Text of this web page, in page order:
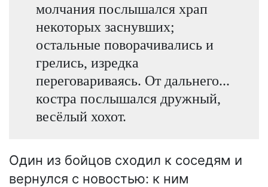
молчания послышался храп
некоторых заснувших;
остальные поворачивались и
грелись, изредка
переговариваясь. От дальнего...
костра послышался дружный,
весёлый хохот.
Один из бойцов сходил к соседям и
вернулся с новостью: к ним